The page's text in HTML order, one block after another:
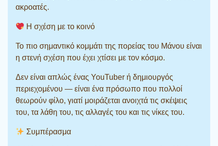
ακροατές.
Η σχέση με το κοινό
Το πιο σημαντικό κομμάτι της πορείας του Μάνου είναι
η στενή σχέση που έχει χτίσει με τον κόσμο.
Δεν είναι απλώς ένας YouTuber ή δημιουργός
περιεχομένου — είναι ένα πρόσωπο που πολλοί
θεωρούν φίλο, γιατί μοιράζεται ανοιχτά τις σκέψεις
του, τα λάθη του, τις αλλαγές του και τις νίκες του.
Συμπέρασμα